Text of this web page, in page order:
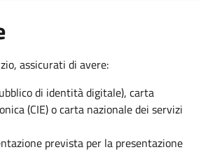
assicurati di avere:
di identità digitale), carta
(CIE) o carta nazionale dei servizi
prevista per la presentazione